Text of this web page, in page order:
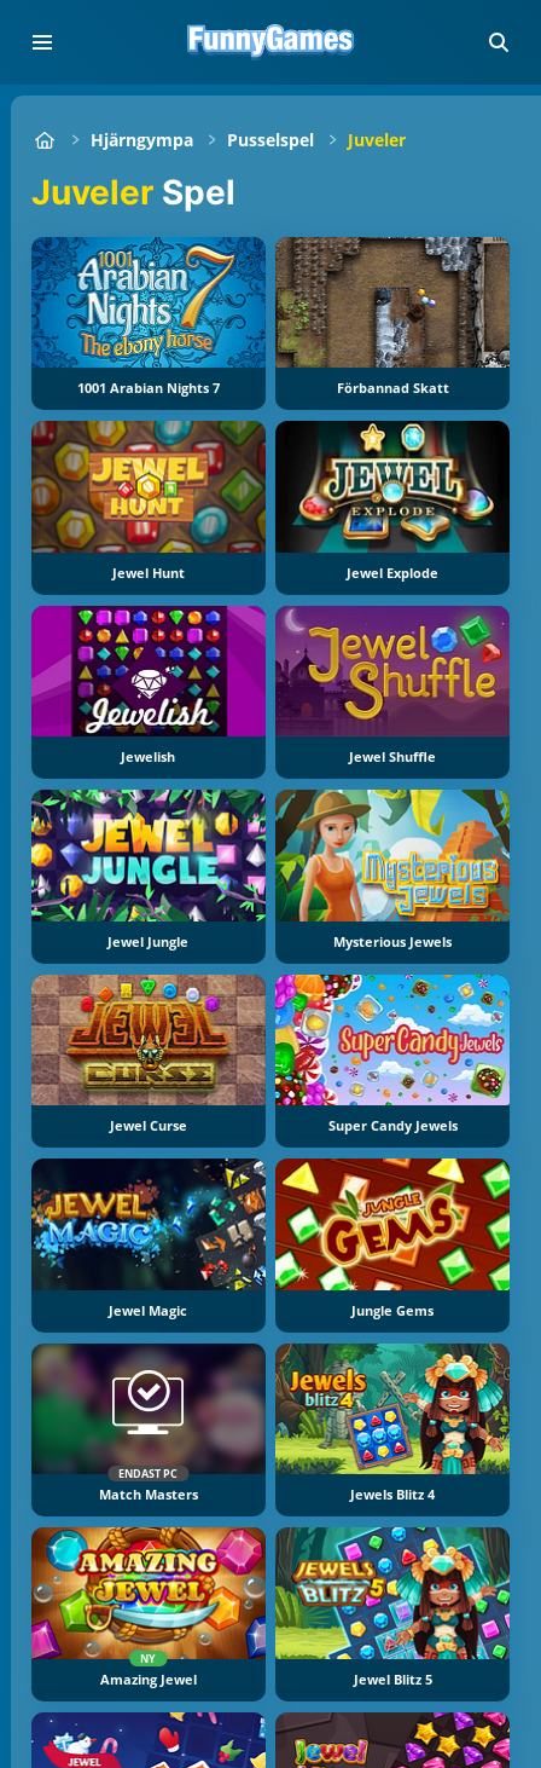
Hjärngympa Pusselspel Juveler
Juveler Spel
1001 Arabian Nights 7 Förbannad Skatt
Jewel Hunt Jewel Explode
Jewelish Jewel Shuffle
Jewel Jungle Mysterious Jewels
Jewel Curse Super Candy Jewels
Jewel Magic Jungle Gems
ENDAST PC
Match Masters Jewels Blitz 4
NY
Amazing Jewel Jewel Blitz 5